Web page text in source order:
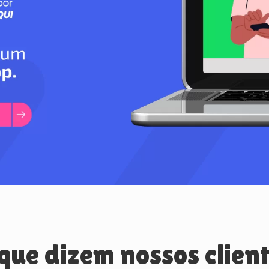
dizem nossos